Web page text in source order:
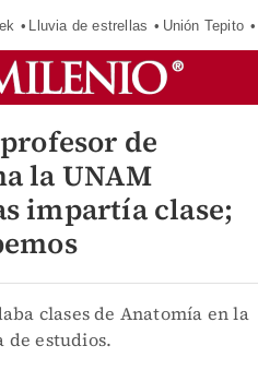
Lluvia de estrellas Unión Tepito
de
la UNAM
impartía clase;
clases de Anatomía en la
de estudios.